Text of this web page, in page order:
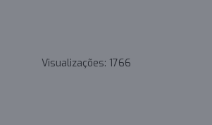
Visualizações: 1766